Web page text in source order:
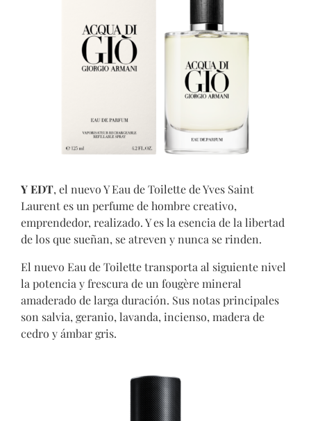
Y EDT, el nuevo Y Eau de Toilette de Yves Saint
Laurent es un perfume de hombre creativo,
emprendedor, realizado. Y es la esencia de la libertad
de los que sueñan, se atreven y nunca se rinden.
El nuevo Eau de Toilette transporta al siguiente nivel
la potencia y frescura de un fougère mineral
amaderado de larga duración. Sus notas principales
son salvia, geranio, lavanda, incienso, madera de
cedro y ámbar gris.